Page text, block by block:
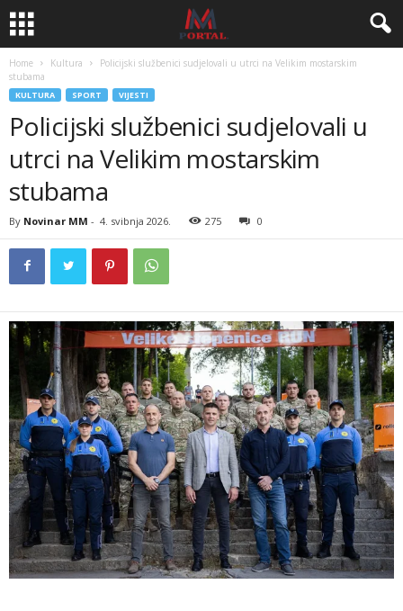
Home Kultura
Policijski službenici sudjelovali u utrci na Velikim mostarskim
stubama
KULTURA SPORT VIJESTI
Policijski službenici sudjelovali u
utrci na Velikim mostarskim
stubama
By Novinar MM - 4. svibnja 2026. 275 0